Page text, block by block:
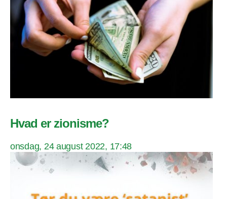
Hvad er zionisme?
onsdag, 24 august 2022, 17:48